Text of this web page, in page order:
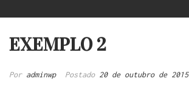
EXEMPLO 2
Por adminwp Postado 20 de outubro de 2015